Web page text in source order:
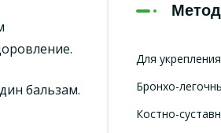
бальзам.
Для
Бронхо-
Костно-